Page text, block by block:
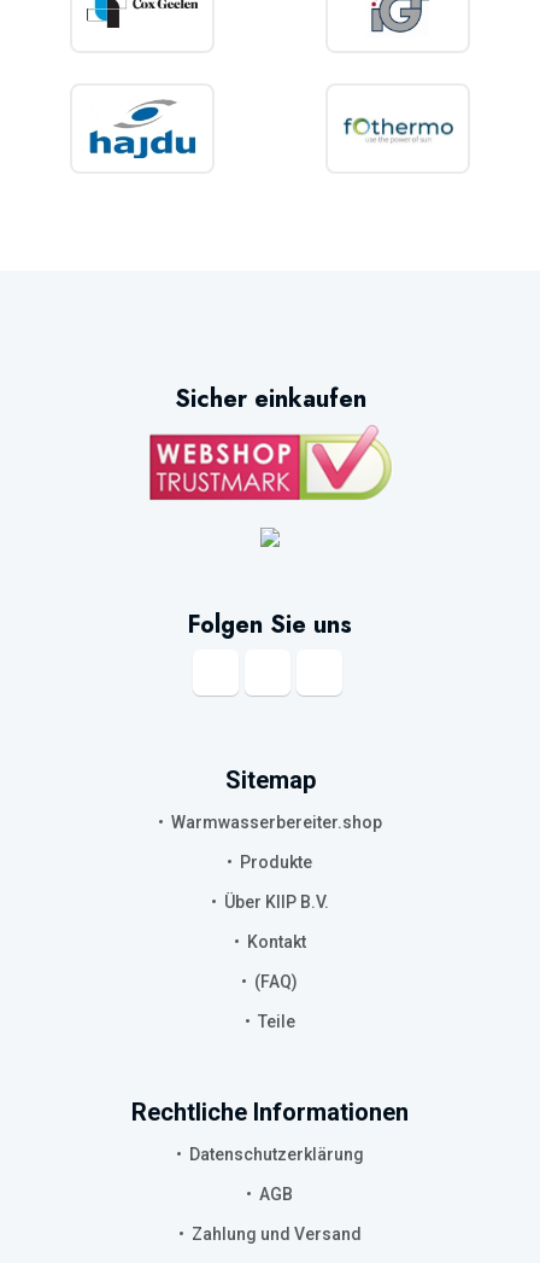
Sicher einkaufen
Folgen Sie uns
Sitemap
Warmwasserbereiter.shop
Produkte
Über KIIP B.V.
Kontakt
(FAQ)
Teile
Rechtliche Informationen
Datenschutzerklärung
AGB
Zahlung und Versand